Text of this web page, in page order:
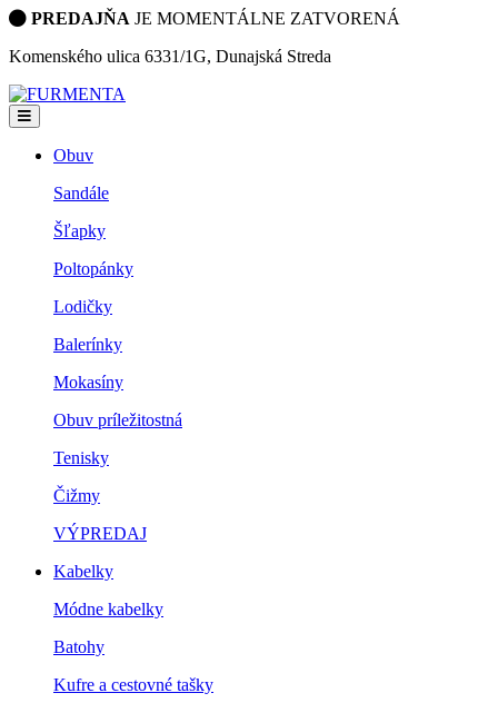
PREDAJŇA JE MOMENTÁLNE ZATVORENÁ
Komenského ulica 6331/1G, Dunajská Streda
Obuv
Sandále
Šľapky
Poltopánky
Lodičky
Balerínky
Mokasíny
Obuv príležitostná
Tenisky
Čižmy
VÝPREDAJ
Kabelky
Módne kabelky
Batohy
Kufre a cestovné tašky